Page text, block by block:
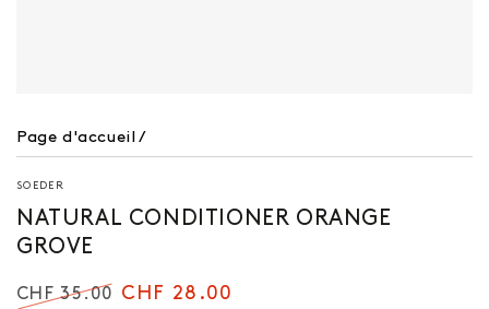
Page d'accueil /
SOEDER
NATURAL CONDITIONER ORANGE
GROVE
CHF 35.00 CHF 28.00